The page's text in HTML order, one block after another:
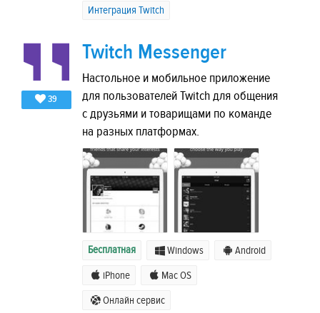
Интеграция Twitch
39
Twitch Messenger
Настольное и мобильное приложение
для пользователей Twitch для общения
с друзьями и товарищами по команде
на разных платформах.
Бесплатная Windows Android
iPhone Mac OS
Онлайн сервис